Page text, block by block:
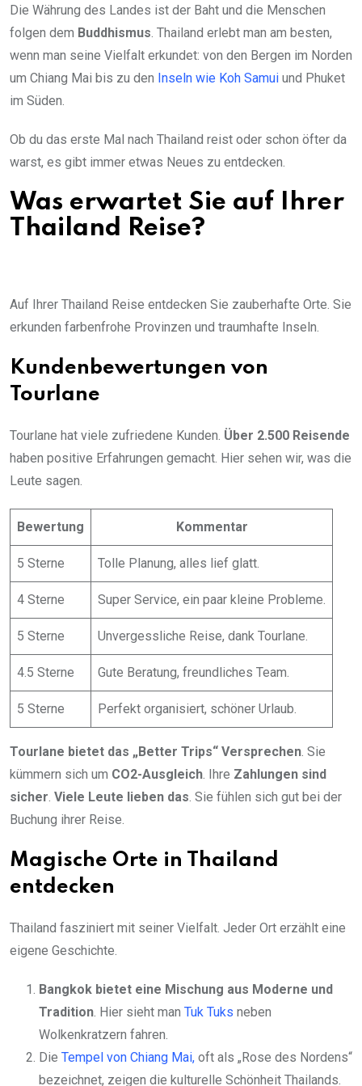
Die Währung des Landes ist der Baht und die Menschen
folgen dem Buddhismus . Thailand erlebt man am besten,
wenn man seine Vielfalt erkundet: von den Bergen im Norden
um Chiang Mai bis zu den Inseln wie Koh Samui und Phuket
im Süden.
Ob du das erste Mal nach Thailand reist oder schon öfter da
warst, es gibt immer etwas Neues zu entdecken.
Was erwartet Sie auf Ihrer
Thailand Reise?
Auf Ihrer Thailand Reise entdecken Sie zauberhafte Orte. Sie
erkunden farbenfrohe Provinzen und traumhafte Inseln.
Kundenbewertungen von
Tourlane
Tourlane hat viele zufriedene Kunden. Über 2.500 Reisende
haben positive Erfahrungen gemacht. Hier sehen wir, was die
Leute sagen.
Bewertung Kommentar
5 Sterne Tolle Planung, alles lief glatt.
4 Sterne Super Service, ein paar kleine Probleme.
5 Sterne Unvergessliche Reise, dank Tourlane.
4.5 Sterne Gute Beratung, freundliches Team.
5 Sterne Perfekt organisiert, schöner Urlaub.
Tourlane bietet das „Better Trips“ Versprechen . Sie
kümmern sich um CO2-Ausgleich . Ihre Zahlungen sind
sicher Viele Leute lieben das . Sie fühlen sich gut bei der
Buchung ihrer Reise.
Magische Orte in Thailand
entdecken
Thailand fasziniert mit seiner Vielfalt. Jeder Ort erzählt eine
eigene Geschichte.
Bangkok bietet eine Mischung aus Moderne und
Tradition . Hier sieht man Tuk Tuks neben
Wolkenkratzern fahren.
Die Tempel von Chiang Mai, oft als „Rose des Nordens“
bezeichnet, zeigen die kulturelle Schönheit Thailands.